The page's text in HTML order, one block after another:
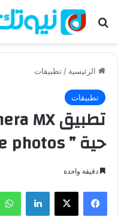
بحث عن
الرئيسية / تطبيقات
تطبيقات
حية ” live photos ” للأندرويد
دقيقة واحدة
فيسبوك لينكدإن